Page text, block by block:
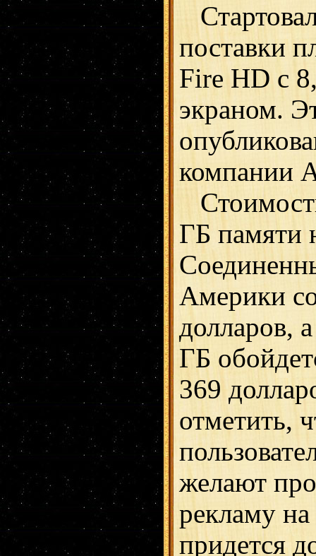
поставки
Fire HD с
экраном.
компании
ГБ памяти
Америки
долларов,
ГБ
369
отметить,
желают
рекламу на
придется